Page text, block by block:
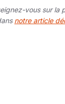
vous sur la
notre article